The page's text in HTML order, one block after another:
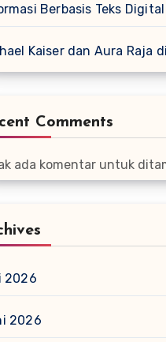
Berbasis Teks Digital
Kaiser dan Aura Raja
Comments
ada komentar untuk
2026
2026